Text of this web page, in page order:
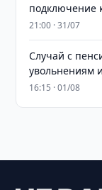
подключение
21:00 · 31/07
Случай с
увольнениям
16:15 · 01/08